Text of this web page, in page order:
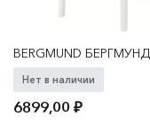
BERGMUND БЕРГМУНД
Нет в наличии
6899,00₽